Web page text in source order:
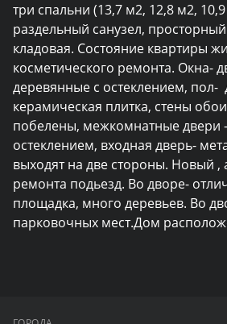
три спальни (13,7 м2, 12,8 м2,
раздельный санузел,
кладовая. Состояние квартиры
косметического ремонта. Окна-
деревянные с остеклением, пол-
керамическая плитка, стены
побелены, межкомнатные двери
остеклением, входная дверь-
выходят на две стороны. Новый ,
ремонта подьезд. Во дворе-
площадка, много деревьев. Во
парковочных мест.Дом